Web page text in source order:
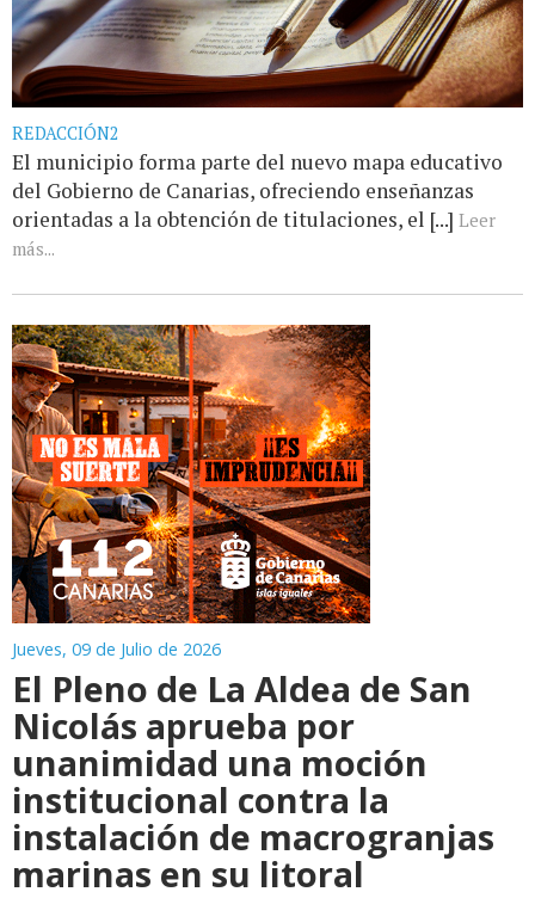
REDACCIÓN2
El municipio forma parte del nuevo mapa educativo
del Gobierno de Canarias, ofreciendo enseñanzas
orientadas a la obtención de titulaciones, el [...] Leer
más...
Jueves, 09 de Julio de 2026
El Pleno de La Aldea de San
Nicolás aprueba por
unanimidad una moción
institucional contra la
instalación de macrogranjas
marinas en su litoral